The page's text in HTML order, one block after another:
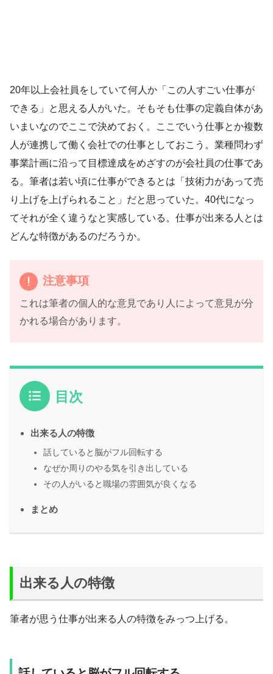
20年以上会社員をしていて何人か「この人すごい仕事が
できる」と思える人がいた。そもそも仕事の定義自体があ
いまいなのでここで決めておく。ここでいう仕事とか複数
人が連携して働く会社での仕事としておこう。業種問わず
事業計画に沿って目標達成をめざすのが会社員の仕事であ
る。筆者は若い頃に仕事ができるとは「技術力があって売
り上げを上げられること」だと思っていた。40代になっ
てそれが全く違うなと実感している。仕事が出来る人とは
どんな特徴があるのだろうか。
注意事項
これは筆者の個人的な意見であり人によって意見が分
かれる場合があります。
目次
出来る人の特徴
話していると脳がフル回転する
なぜか周りのやる気を引き出している
その人がいると職場の雰囲気が良くなる
まとめ
出来る人の特徴
筆者が思う仕事が出来る人の特徴をみっつ上げる。